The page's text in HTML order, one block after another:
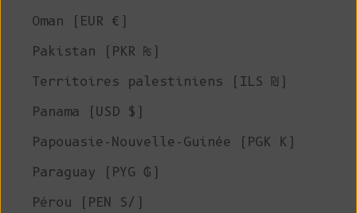
Oman (EUR €)
Pakistan (PKR ₨)
Territoires palestiniens (ILS ₪)
Panama (USD $)
Papouasie-Nouvelle-Guinée (PGK K)
Paraguay (PYG ₲)
Pérou (PEN S/)